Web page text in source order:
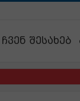
ჩვენ შესახებ